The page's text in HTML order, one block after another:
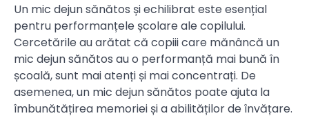
Un mic dejun sănătos și echilibrat este esențial
pentru performanțele școlare ale copilului.
Cercetările au arătat că copiii care mănâncă un
mic dejun sănătos au o performanță mai bună în
școală, sunt mai atenți și mai concentrați. De
asemenea, un mic dejun sănătos poate ajuta la
îmbunătățirea memoriei și a abilităților de învățare.